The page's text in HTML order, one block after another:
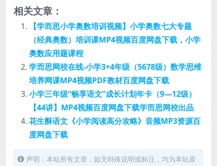
相关文章：
【学而思小学奥数培训视频】小学奥数七大专题
（经典奥数）培训课MP4视频百度网盘下载，小学
奥数应用题课程
学而思网校在线-小学3+4年级（5678级）数学思维
培养网课MP4视频PDF教材百度网盘下载
小学三年级“畅享语文”成长计划年卡（9—12级）
【44讲】MP4视频百度网盘下载学而思网校出品
花生酥语文《小学阅读高分攻略》音频MP3资源百
度网盘下载
声明：本站所有文章，如无特殊说明或标注，均为本站原